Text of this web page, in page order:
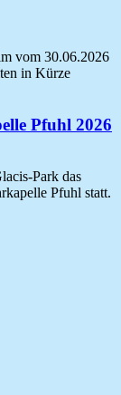
vom 30.06.2026
in Kürze
Pfuhl 2026
Park das
Pfuhl statt.